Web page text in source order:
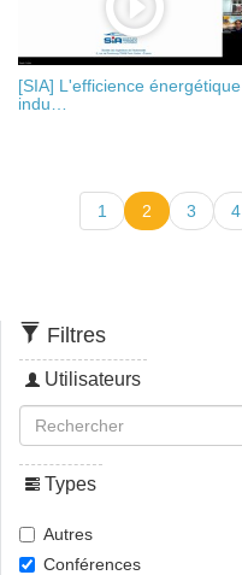
[SIA] L'efficience énergétique
indu…
1 2 3 4
Filtres
Utilisateurs
Types
Autres
Conférences